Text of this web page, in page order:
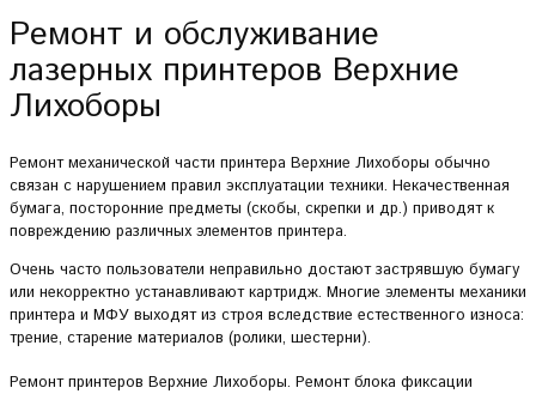
Ремонт и обслуживание
лазерных принтеров Верхние
Лихоборы
Ремонт механической части принтера Верхние Лихоборы обычно
связан с нарушением правил эксплуатации техники. Некачественная
бумага, посторонние предметы (скобы, скрепки и др.) приводят к
повреждению различных элементов принтера.
Очень часто пользователи неправильно достают застрявшую бумагу
или некорректно устанавливают картридж. Многие элементы механики
принтера и МФУ выходят из строя вследствие естественного износа:
трение, старение материалов (ролики, шестерни).
Ремонт принтеров Верхние Лихоборы. Ремонт блока фиксации